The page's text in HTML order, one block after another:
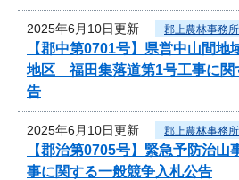
2025年6月10日更新 郡上農林事務所
【郡中第0701号】県営中山間
地区 福田集落道第1号工事に関
告
2025年6月10日更新 郡上農林事務所
【郡治第0705号】緊急予防治
事に関する一般競争入札公告